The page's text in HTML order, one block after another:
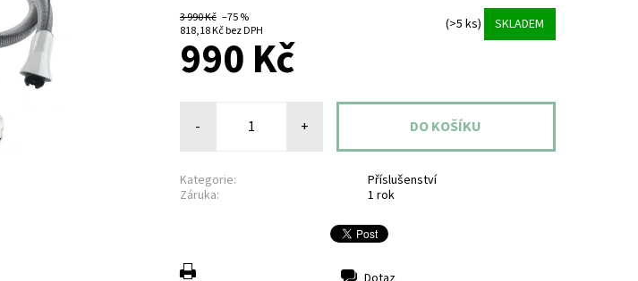
3 990 Kč –75 %
818,18 Kč bez DPH
(>5 ks) SKLADEM
990 Kč
- +
Kategorie:
Příslušenství
Záruka:
1 rok